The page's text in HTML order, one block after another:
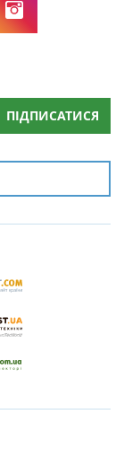
ПІДПИСАТИСЯ